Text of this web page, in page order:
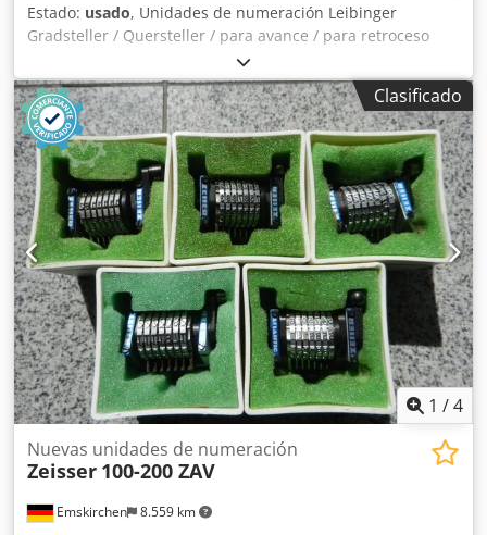
Estado: usado, Unidades de numeración Leibinger
Gradsteller / Quersteller / para avance / para retroceso
xx099-1 Unidades de numeración Leibinger Gradsteller,
para retroceso / en línea recta, para retroceso xx099-2
Unidades de numeración Leibinger Gradsteller, para
avance / en línea recta, para avance xx099-3 Unidades de
numeración Leibinger Quersteller, para retroceso /
cóncavo, para retroceso xx099-4 Unidades de numeración
Leibinger Quersteller, para avance / cóncavo, para avance
Inspección en línea mediante vídeo por Skype Dodpsh Ayd
Sefx Af Hekr Nos complacería mucho su visita; tenemos
más máquinas en stock. Disponibles de inmediato; se
pueden inspeccionar. En stock en Emskirchen/Núremberg;
se pueden probar.
Clasificado
1 /4
Emskirchen 8.559 km
Nuevas unidades de numeración
Zeisser 100-200 ZAV